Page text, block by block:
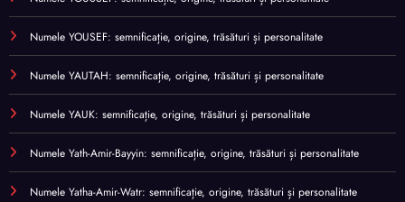
Numele YOUSEF: semnificație, origine, trăsături și personalitate
Numele YAUTAH: semnificație, origine, trăsături și personalitate
Numele YAUK: semnificație, origine, trăsături și personalitate
Numele Yath-Amir-Bayyin: semnificație, origine, trăsături și personalitate
Numele Yatha-Amir-Watr: semnificație, origine, trăsături și personalitate